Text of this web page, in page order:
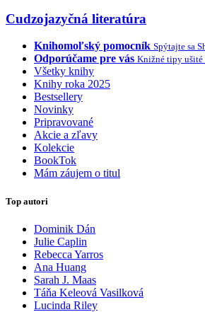
Cudzojazyčná literatúra
Knihomoľský pomocník Spýtajte sa
Odporúčame pre vás Knižné tipy ušité
Všetky knihy
Knihy roka 2025
Bestsellery
Novinky
Pripravované
Akcie a zľavy
Kolekcie
BookTok
Mám záujem o titul
Top autori
Dominik Dán
Julie Caplin
Rebecca Yarros
Ana Huang
Sarah J. Maas
Táňa Keleová Vasilková
Lucinda Riley